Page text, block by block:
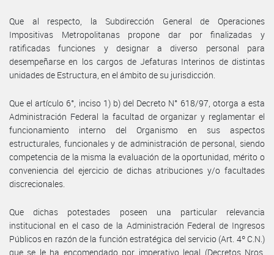
Que al respecto, la Subdirección General de Operaciones
Impositivas Metropolitanas propone dar por finalizadas y
ratificadas funciones y designar a diverso personal para
desempeñarse en los cargos de Jefaturas Interinos de distintas
unidades de Estructura, en el ámbito de su jurisdicción.
Que el artículo 6°, inciso 1) b) del Decreto N° 618/97, otorga a esta
Administración Federal la facultad de organizar y reglamentar el
funcionamiento interno del Organismo en sus aspectos
estructurales, funcionales y de administración de personal, siendo
competencia de la misma la evaluación de la oportunidad, mérito o
conveniencia del ejercicio de dichas atribuciones y/o facultades
discrecionales.
Que dichas potestades poseen una particular relevancia
institucional en el caso de la Administración Federal de Ingresos
Públicos en razón de la función estratégica del servicio (Art. 4º C.N.)
que se le ha encomendado por imperativo legal (Decretos Nros.